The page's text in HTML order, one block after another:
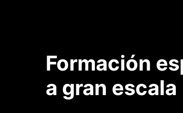
Formación
a gran escala